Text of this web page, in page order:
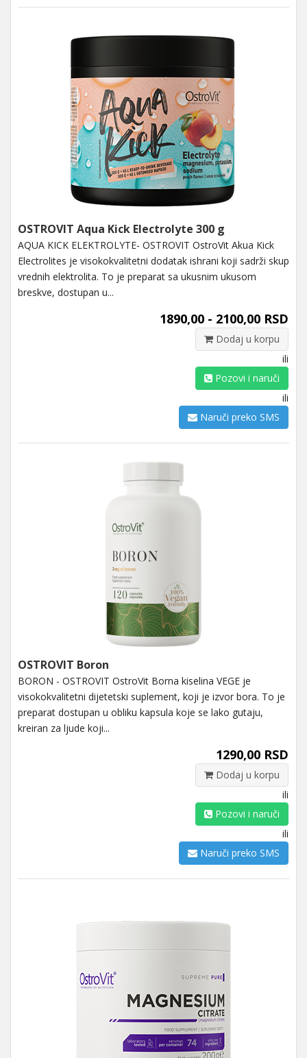
OSTROVIT Aqua Kick Electrolyte 300 g
AQUA KICK ELEKTROLYTE- OSTROVIT OstroVit Akua Kick
Electrolites je visokokvalitetni dodatak ishrani koji sadrži skup
vrednih elektrolita. To je preparat sa ukusnim ukusom
breskve, dostupan u...
1890,00 - 2100,00 RSD
Dodaj u korpu
ili
Pozovi i naruči
ili
Naruči preko SMS
OSTROVIT Boron
BORON - OSTROVIT OstroVit Borna kiselina VEGE je
visokokvalitetni dijetetski suplement, koji je izvor bora. To je
preparat dostupan u obliku kapsula koje se lako gutaju,
kreiran za ljude koji...
1290,00 RSD
Dodaj u korpu
ili
Pozovi i naruči
ili
Naruči preko SMS